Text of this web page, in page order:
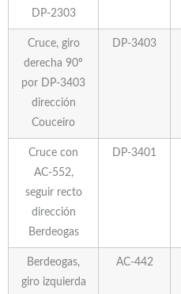
DP-2303
Cruce, giro
derecha 90º
por DP-3403
dirección
Couceiro
DP-3403
Cruce con
AC-552,
seguir recto
dirección
Berdeogas
DP-3401
Berdeogas,
giro izquierda
AC-442